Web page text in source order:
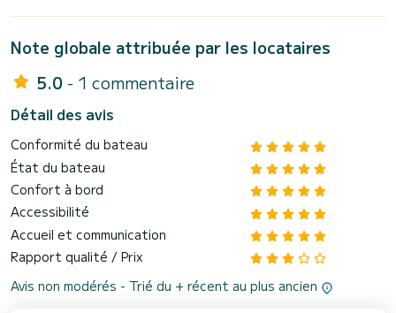
Note globale attribuée par les locataires
5.0 - 1 commentaire
Détail des avis
Conformité du bateau
État du bateau
Confort à bord
Accessibilité
Accueil et communication
Rapport qualité / Prix
Avis non modérés - Trié du + récent au plus ancien